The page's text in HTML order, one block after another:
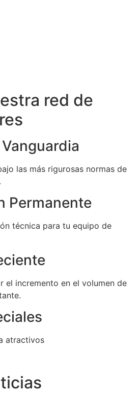
red de
las más rigurosas normas de
Permanente
técnica para tu equipo de
el incremento en el volumen de
atractivos